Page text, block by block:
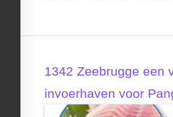
1342 Zeebrugge een
invoerhaven voor